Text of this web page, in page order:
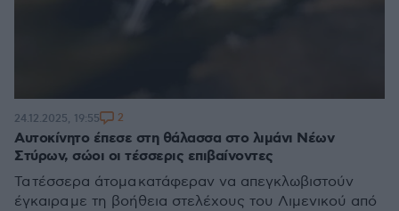
Αυτοκίνητο έπεσε στη θάλασσα στο λιμάνι Νέων
Στύρων, σώοι οι τέσσερις επιβαίνοντες
Τα τέσσερα άτομα κατάφεραν να απεγκλωβιστούν
έγκαιρα με τη βοήθεια στελέχους του Λιμενικού από
24.12.2025, 19:55 2